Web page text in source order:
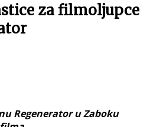
za filmoljupce
Regenerator u Zaboku